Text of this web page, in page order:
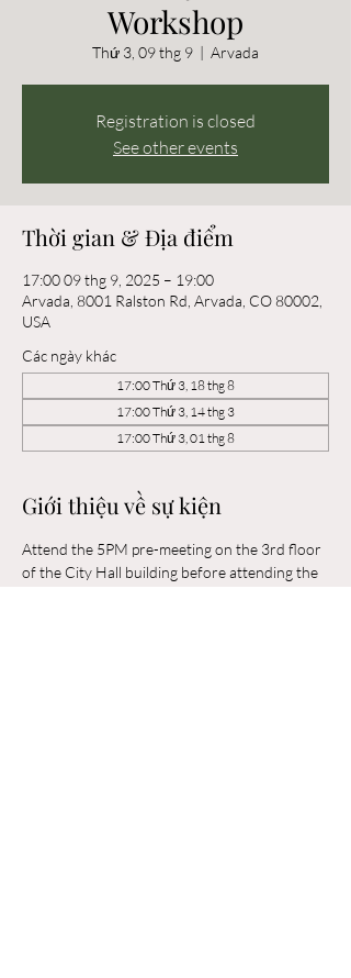
Workshop
Thứ 3, 09 thg 9
  |
Arvada
Registration is closed
See other events
Thời gian & Địa điểm
17:00 09 thg 9, 2025 – 19:00
Arvada, 8001 Ralston Rd, Arvada, CO 80002,
USA
Các ngày khác
17:00 Thứ 3, 18 thg 8
17:00 Thứ 3, 14 thg 3
17:00 Thứ 3, 01 thg 8
Giới thiệu về sự kiện
Attend the 5PM pre-meeting on the 3rd floor
of the City Hall building before attending the